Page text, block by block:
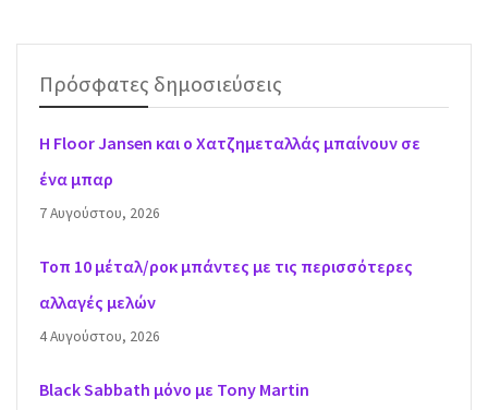
Πρόσφατες δημοσιεύσεις
H Floor Jansen και ο Χατζημεταλλάς μπαίνουν σε
ένα μπαρ
7 Αυγούστου, 2026
Τοπ 10 μέταλ/ροκ μπάντες με τις περισσότερες
αλλαγές μελών
4 Αυγούστου, 2026
Black Sabbath μόνο με Tony Martin